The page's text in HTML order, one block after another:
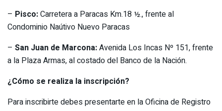
– Pisco:Carretera a Paracas Km.18 ½., frente al
Condominio Naútivo Nuevo Paracas
– San Juan de Marcona:Avenida Los Incas Nº 151, frente
a la Plaza Armas, al costado del Banco de la Nación.
¿Cómo se realiza la inscripción?
Para inscribirte debes presentarte en la Oficina de Registro